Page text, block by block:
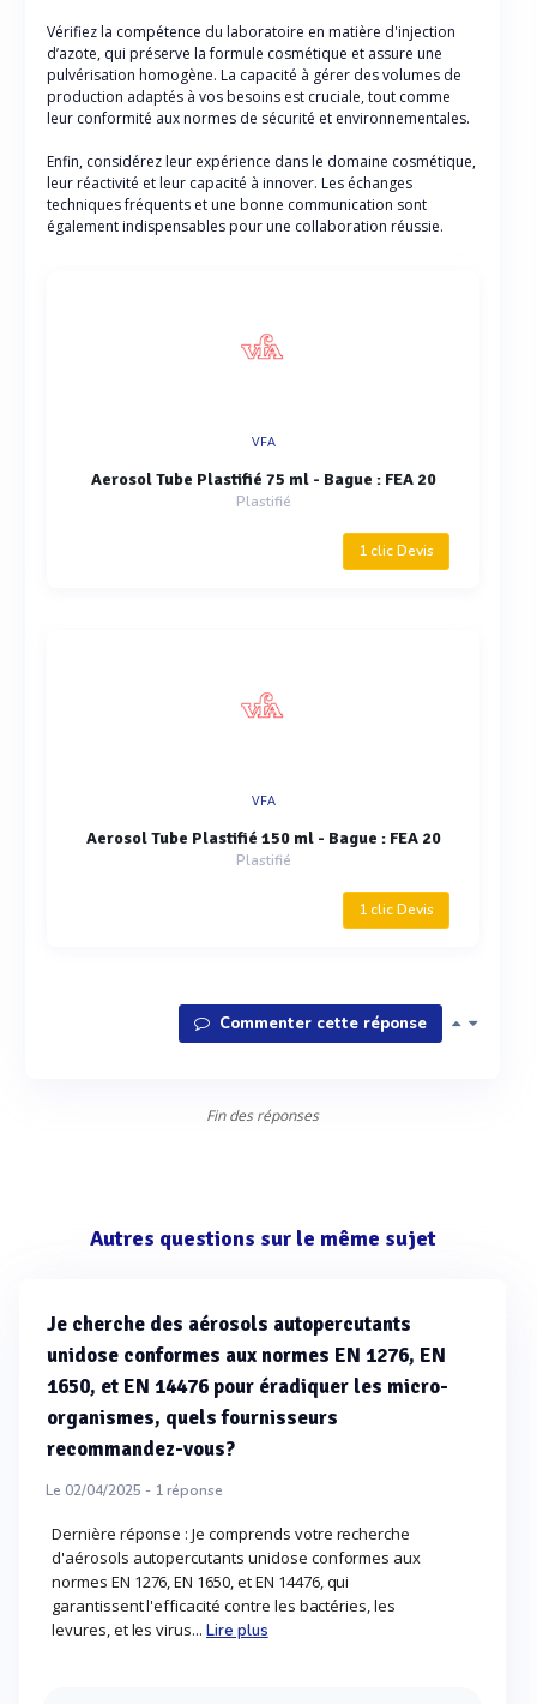
Vérifiez la compétence du laboratoire en matière d'injection
d’azote, qui préserve la formule cosmétique et assure une
pulvérisation homogène. La capacité à gérer des volumes de
production adaptés à vos besoins est cruciale, tout comme
leur conformité aux normes de sécurité et environnementales.
Enfin, considérez leur expérience dans le domaine cosmétique,
leur réactivité et leur capacité à innover. Les échanges
techniques fréquents et une bonne communication sont
également indispensables pour une collaboration réussie.
VFA
Aerosol Tube Plastifié 75 ml - Bague : FEA 20
Plastifié
1 clic Devis
VFA
Aerosol Tube Plastifié 150 ml - Bague : FEA 20
Plastifié
1 clic Devis
Commenter cette réponse
Fin des réponses
Autres questions sur le même sujet
Je cherche des aérosols autopercutants
unidose conformes aux normes EN 1276, EN
1650, et EN 14476 pour éradiquer les micro-
organismes, quels fournisseurs
recommandez-vous?
Le 02/04/2025 - 1réponse
Dernière réponse : Je comprends votre recherche
d'aérosols autopercutants unidose conformes aux
normes EN 1276, EN 1650, et EN 14476, qui
garantissent l'efficacité contre les bactéries, les
levures, et les virus...Lire plus